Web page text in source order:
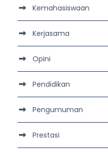
Kemahasiswaan
Kerjasama
Opini
Pendidikan
Pengumuman
Prestasi